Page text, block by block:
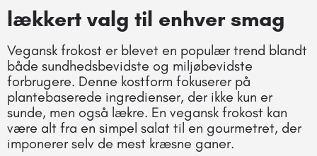
lækkert valg til enhver smag
Vegansk frokost er blevet en populær trend blandt
både sundhedsbevidste og miljøbevidste
forbrugere. Denne kostform fokuserer på
plantebaserede ingredienser, der ikke kun er
sunde, men også lækre. En vegansk frokost kan
være alt fra en simpel salat til en gourmetret, der
imponerer selv de mest kræsne ganer.